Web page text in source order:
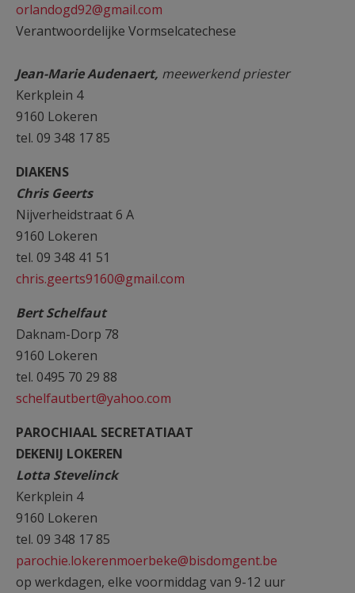
orlandogd92@gmail.com
Verantwoordelijke Vormselcatechese
Jean-Marie Audenaert, meewerkend priester
Kerkplein 4
9160 Lokeren
tel. 09 348 17 85
DIAKENS
Chris Geerts
Nijverheidstraat 6 A
9160 Lokeren
tel. 09 348 41 51
chris.geerts9160@gmail.com
Bert Schelfaut
Daknam-Dorp 78
9160 Lokeren
tel. 0495 70 29 88
schelfautbert@yahoo.com
PAROCHIAAL SECRETATIAAT
DEKENIJ LOKEREN
Lotta Stevelinck
Kerkplein 4
9160 Lokeren
tel. 09 348 17 85
parochie.lokerenmoerbeke@bisdomgent.be
op werkdagen, elke voormiddag van 9-12 uur